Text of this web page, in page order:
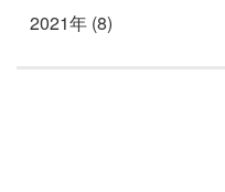
2021年 (8)